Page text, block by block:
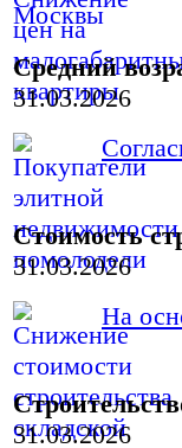
Средний
31.03.2026
Стоимость
31.03.2026
На
31.03.2026